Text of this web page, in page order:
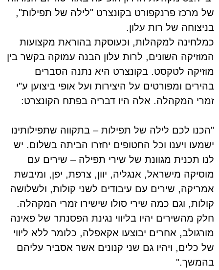
של מרכז פרנקפורט בקונצרט "לילה של תפילות",
בניצוחה של רות עלון.
כמלחינה למקהלות, וכעוסקת בהוראת מקצועות
המוזיקה השונים, לרות עלון הבנה עמוקה בקשר בין
מוזיקה לטקסט. בקונצרט היא נתנה הסברים
בהירים ומפורטים על היצירות ועל אופי ביצוען ע"י
זמרי המקהלה. אלה היו דבריה בפתח הקונצרט:
"הכנו לכם לילה של תפילות – בתקווה שתפילותינו
ישמעו ויענו וכל החטופים יחזרו הביתה בשלום. יש
לנו תכנית מגוונת של שירי תפילה – שירים עם
מוסיקה מישראל, אנגליה, יוון, צרפת, יפן, ומיבשת
אמריקה, שירים עם עיבודים לשני קולות, ולשלושה
קולות, וגם כמה שירי סולו שישירו זמרי המקהלה.
חלק מהשירים יהיו בליווי נגינת הפסנתר של פאינה
מורגולב, אחרים יבוצעו אקאפלה, כלומר ללא ליווי
של כלים, ויהיו גם שני קנונים אשר אסביר עליהם
בהמשך."